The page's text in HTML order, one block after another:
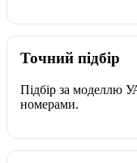
Точний підбір
Підбір за моделлю
номерами.